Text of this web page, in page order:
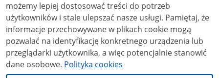
możemy lepiej dostosować treści do potrzeb
użytkowników i stale ulepszać nasze usługi. Pamiętaj, że
informacje przechowywane w plikach cookie mogą
pozwalać na identyfikację konkretnego urządzenia lub
przeglądarki użytkownika, a więc potencjalnie stanowić
dane osobowe. Polityka cookies